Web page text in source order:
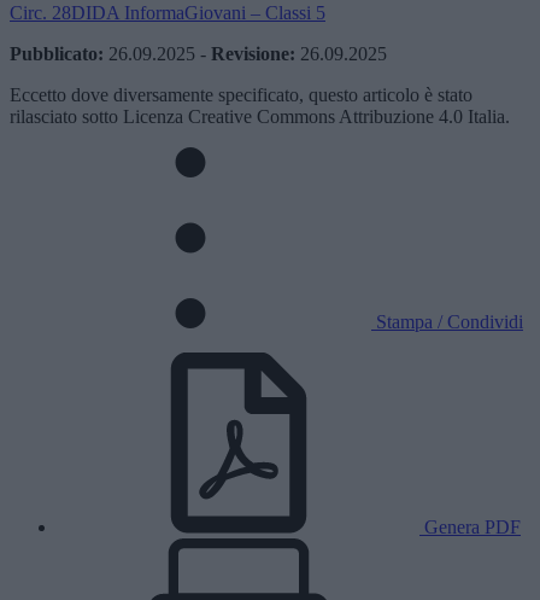
Circ. 28DIDA InformaGiovani – Classi 5
Pubblicato: 26.09.2025 - Revisione: 26.09.2025
Eccetto dove diversamente specificato, questo articolo è stato
rilasciato sotto Licenza Creative Commons Attribuzione 4.0 Italia.
Stampa / Condividi
Genera PDF